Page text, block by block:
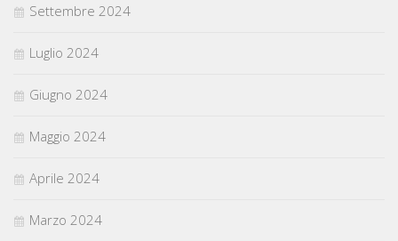
Settembre 2024
Luglio 2024
Giugno 2024
Maggio 2024
Aprile 2024
Marzo 2024